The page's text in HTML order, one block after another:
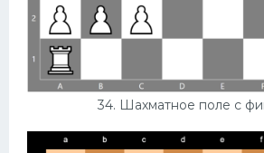
34. Шахматное поле с